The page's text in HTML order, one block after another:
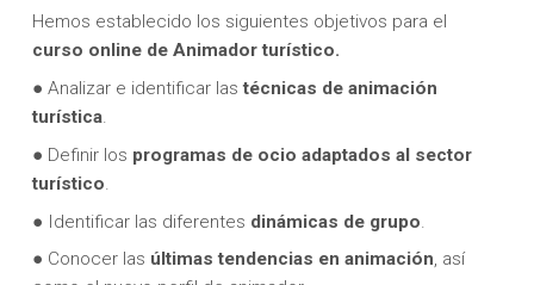
Hemos establecido los siguientes objetivos para el
curso online de Animador turístico.
● Analizar e identificar lastécnicas de animación
turística.
● Definir los programas de ocio adaptados al sector
turístico.
● Identificar las diferentes dinámicas de grupo
● Conocer las últimas tendencias en animación, así